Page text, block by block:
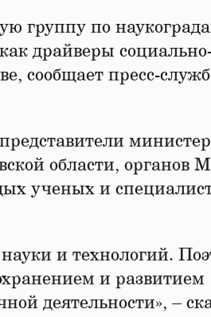
группу по
драйверы
сообщает пресс-
области, органов
ученых и
и технологий.
и развитием
деятельности», –